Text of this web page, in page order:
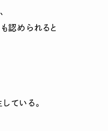
認められると
ている。